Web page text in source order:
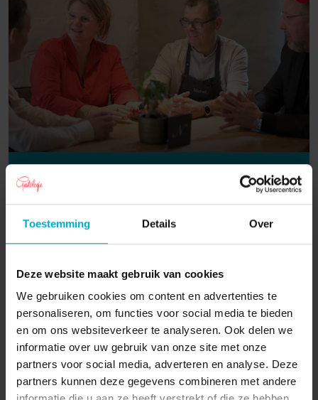
Toestemming Details Over
Deze website maakt gebruik van cookies
We gebruiken cookies om content en advertenties te
personaliseren, om functies voor social media te bieden
en om ons websiteverkeer te analyseren. Ook delen we
informatie over uw gebruik van onze site met onze
partners voor social media, adverteren en analyse. Deze
partners kunnen deze gegevens combineren met andere
Video - SVH Meestertour
SVH Meestertour | Gastologie On Tour | Week van
de Horeca 2022 In deze special van Gastologie on